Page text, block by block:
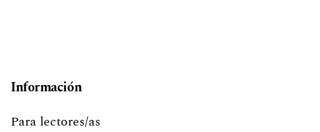
Información
Para lectores/as